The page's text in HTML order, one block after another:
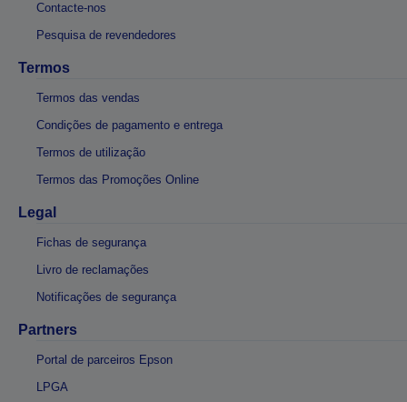
Contacte-nos
Pesquisa de revendedores
Termos
Termos das vendas
Condições de pagamento e entrega
Termos de utilização
Termos das Promoções Online
Legal
Fichas de segurança
Livro de reclamações
Notificações de segurança
Partners
Portal de parceiros Epson
LPGA